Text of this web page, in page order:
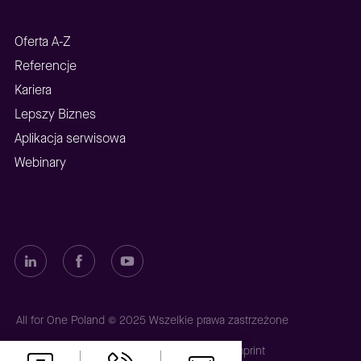
Oferta A-Z
Referencje
Kariera
Lepszy Biznes
Aplikacja serwisowa
Webinary
All for One Poland © 2025 Wszelkie prawa zastrzeżone
Polityka prywatności Polityka plików cookies Imprint